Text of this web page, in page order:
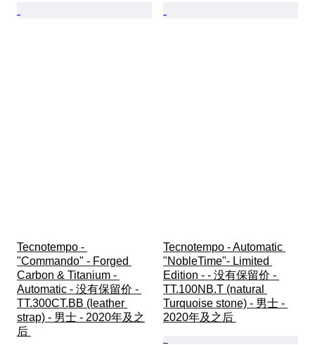
Tecnotempo -
"Commando" - Forged
Carbon & Titanium -
Automatic - 没有保留价 -
TT.300CT.BB (leather
strap) - 男士 - 2020年及之
后
Tecnotempo - Automatic
"NobleTime"- Limited
Edition - - 没有保留价 -
TT.100NB.T (natural
Turquoise stone) - 男士 -
2020年及之后